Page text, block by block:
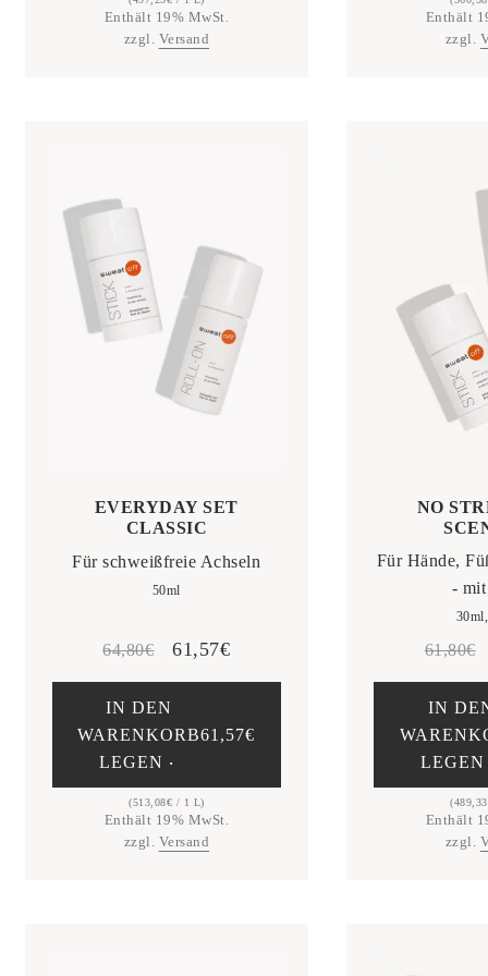
Enthält 19% MwSt.
zzgl. Versand
Enthält
zzgl.
EVERYDAY SET
CLASSIC
Für schweißfreie Achseln
50ml
64,80€
Ursprünglicher
Preis
war:
64,80€
61,57€Aktueller
Preis
61,57€.
Enthält 19% MwSt.
(513,08€ / 1 L)
zzgl. Versand
IN DEN
WARENKORB
LEGEN ‧
61,57€
NO
Für Hände,
-
61,80€
Enthält
(489,33
zzgl.
IN